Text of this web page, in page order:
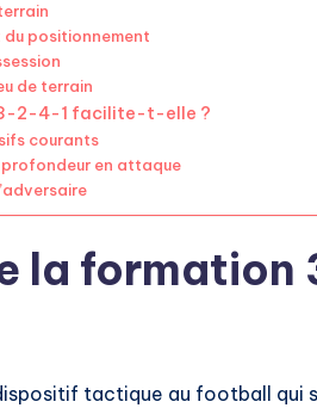
du positionnement
de terrain
2-4-1 facilite-t-elle ?
courants
en attaque
la
tactique au football qui